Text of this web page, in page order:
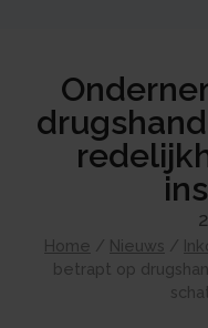
Home / Nieuws /
betrapt op